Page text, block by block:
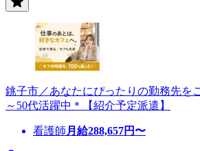
銚子市／あなたにぴったりの勤務先を
～50代活躍中＊【紹介予定派遣】
看護師 月給288,657円〜